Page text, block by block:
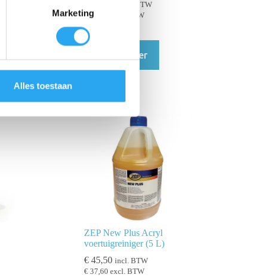
Marketing
Alles toestaan
incl. BTW
€95,55 excl. BTW
Lees verder
ZEP New Plus Acryl
voertuigreiniger (5 L)
€45,50 incl. BTW
€37,60 excl. BTW